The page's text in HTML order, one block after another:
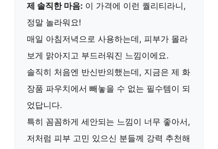
제 솔직한 마음: 이 가격에 이런 퀄리티라니,
정말 놀라워요!
매일 아침저녁으로 사용하는데, 피부가 몰라
보게 맑아지고 부드러워진 느낌이에요.
솔직히 처음엔 반신반의했는데, 지금은 제 화
장품 파우치에서 빼놓을 수 없는 필수템이 되
었답니다.
특히 꼼꼼하게 세안되는 느낌이 너무 좋아서,
저처럼 피부 고민 있으신 분들께 강력 추천해